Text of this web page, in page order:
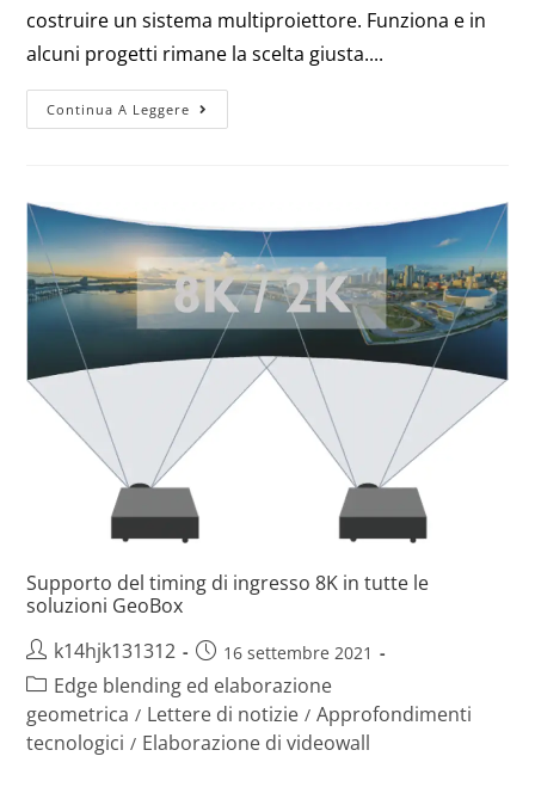
costruire un sistema multiproiettore. Funziona e in
alcuni progetti rimane la scelta giusta....
Continua A Leggere
Supporto del timing di ingresso 8K in tutte le
soluzioni GeoBox
k14hjk131312
16 settembre 2021
Edge blending ed elaborazione
geometrica / Lettere di notizie / Approfondimenti
tecnologici / Elaborazione di videowall